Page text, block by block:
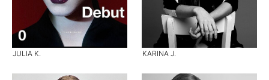
JULIA K. KARINA J.